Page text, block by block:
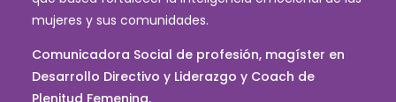
mujeres y sus comunidades.
Comunicadora Social de profesión, magíster en
Desarrollo Directivo y Liderazgo y Coach de